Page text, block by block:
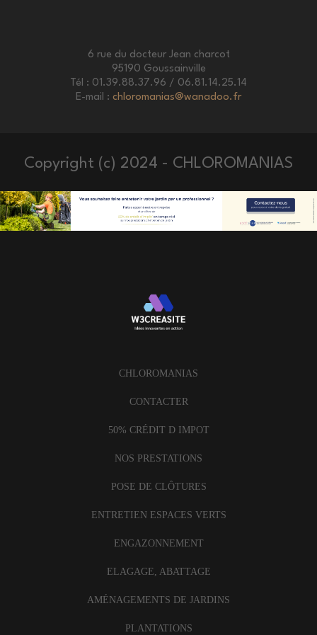
6 rue du docteur Jean charcot
95190 Goussainville
Tél : 01.39.88.37.96 / 06.81.14.25.14
E-mail : chloromanias@wanadoo.fr
Copyright (c) 2024 - CHLOROMANIAS
CHLOROMANIAS
CONTACTER
50% CRÉDIT D IMPOT
NOS PRESTATIONS
POSE DE CLÔTURES
ENTRETIEN ESPACES VERTS
ENGAZONNEMENT
ELAGAGE, ABATTAGE
AMÉNAGEMENTS DE JARDINS
PLANTATIONS